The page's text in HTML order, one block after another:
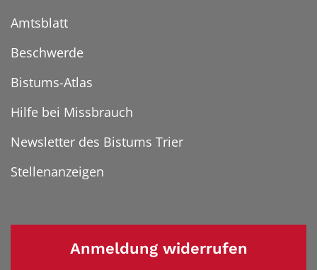
Amtsblatt
Beschwerde
Bistums-Atlas
Hilfe bei Missbrauch
Newsletter des Bistums Trier
Stellenanzeigen
Anmeldung widerrufen